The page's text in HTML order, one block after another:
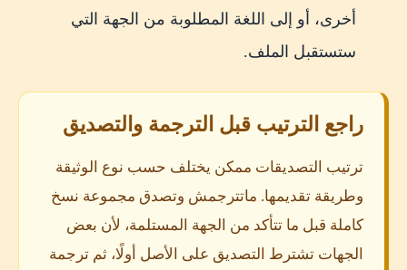
أخرى، أو إلى اللغة المطلوبة من الجهة التي
ستستقبل الملف.
راجع الترتيب قبل الترجمة والتصديق
ترتيب التصديقات ممكن يختلف حسب نوع الوثيقة
وطريقة تقديمها. ماتترجمش وتصدق مجموعة نسخ
كاملة قبل ما تتأكد من الجهة المستلمة، لأن بعض
الجهات تشترط التصديق على الأصل أولًا، ثم ترجمة